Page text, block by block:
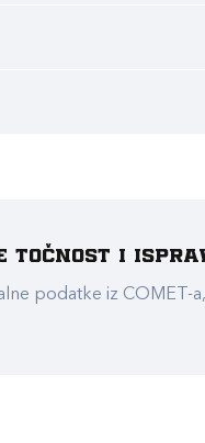
i
podatke iz